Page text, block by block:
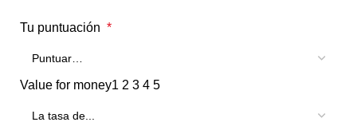
Tu puntuación *
Value for money1 2 3 4 5